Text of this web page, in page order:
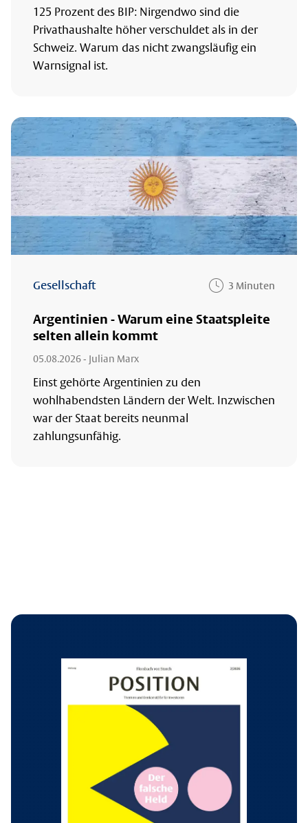
125 Prozent des BIP: Nirgendwo sind die
Privathaushalte höher verschuldet als in der
Schweiz. Warum das nicht zwangsläufig ein
Warnsignal ist.
Gesellschaft 3 Minuten
Argentinien - Warum eine Staatspleite
selten allein kommt
05.08.2026- Julian Marx
Einst gehörte Argentinien zu den
wohlhabendsten Ländern der Welt. Inzwischen
war der Staat bereits neunmal
zahlungsunfähig.